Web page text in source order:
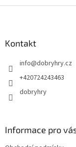
Kontakt
info@dobryhry.cz
+420724243463
dobryhry
Informace pro